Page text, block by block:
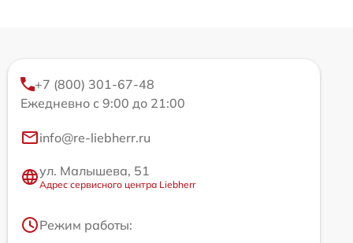
+7 (800) 301-67-48
Ежедневно с 9:00 до 21:00
info@re-liebherr.ru
ул. Малышева, 51
Адрес сервисного центра Liebherr
Режим работы: